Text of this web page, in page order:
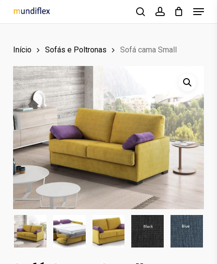
to
content
searchaccount
Menu
Início Sofás e Poltronas Sofá cama Small